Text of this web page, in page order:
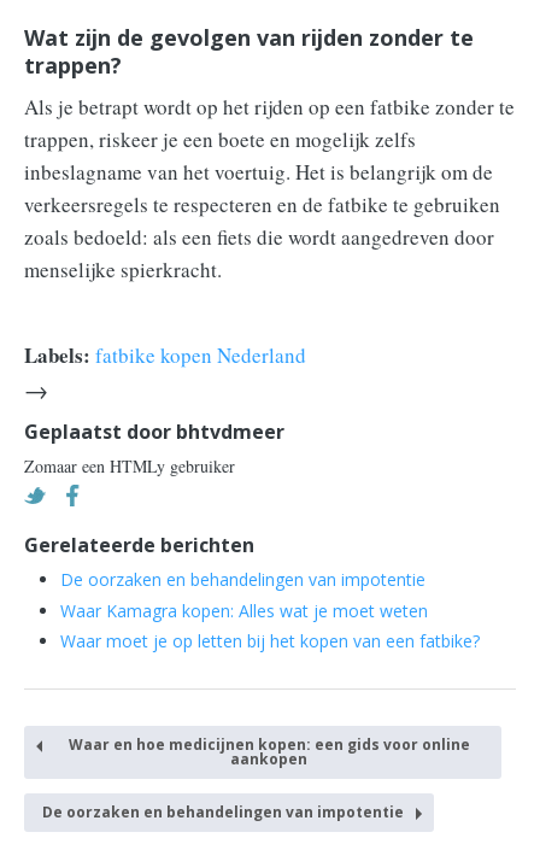
Wat zijn de gevolgen van rijden zonder te
trappen?
Als je betrapt wordt op het rijden op een fatbike zonder te
trappen, riskeer je een boete en mogelijk zelfs
inbeslagname van het voertuig. Het is belangrijk om de
verkeersregels te respecteren en de fatbike te gebruiken
zoals bedoeld: als een fiets die wordt aangedreven door
menselijke spierkracht.
Labels: fatbike kopen Nederland
→
Geplaatst door bhtvdmeer
Zomaar een HTMLy gebruiker
Gerelateerde berichten
De oorzaken en behandelingen van impotentie
Waar Kamagra kopen: Alles wat je moet weten
Waar moet je op letten bij het kopen van een fatbike?
Waar en hoe medicijnen kopen: een gids voor online
aankopen
De oorzaken en behandelingen van impotentie